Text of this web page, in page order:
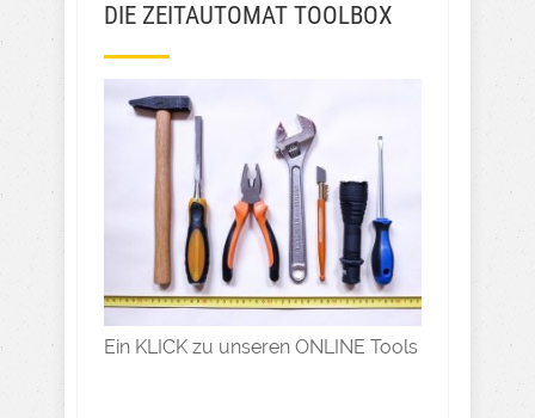
DIE ZEITAUTOMAT TOOLBOX
Ein KLICK zu unseren ONLINE Tools